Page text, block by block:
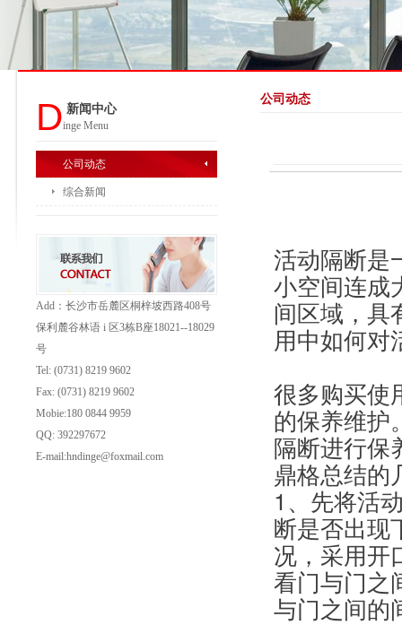
D 新闻中心
inge Menu
公司动态
综合新闻
Add：长沙市岳麓区桐梓坡西路408号
保利麓谷林语 i 区3栋B座18021--18029
号
Tel: (0731) 8219 9602
Fax: (0731) 8219 9602
Mobie:180 0844 9959
QQ: 392297672
E-mail:hndinge@foxmail.com
公司动态
活动隔断是
小空间连成
间区域，具
用中如何对
很多购买使
的保养维护
隔断进行保
鼎格总结的
1、先将活
断是否出现
况，采用开
看门与门之
与门之间的